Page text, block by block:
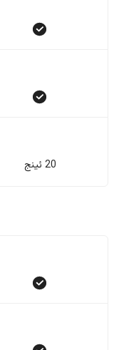
20 ئینج